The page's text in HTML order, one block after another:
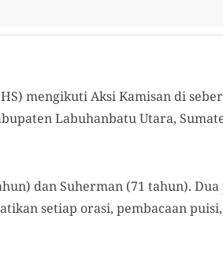
mengikuti Aksi Kamisan di
Labuhanbatu Utara,
dan Suherman (71 tahun).
setiap orasi, pembacaan